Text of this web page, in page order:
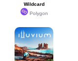
Wildcard
Polygon